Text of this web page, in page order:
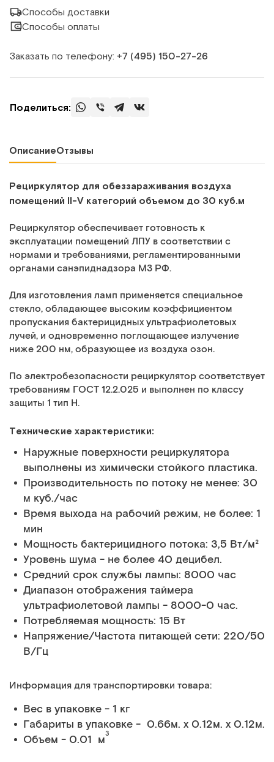
Способы доставки
Способы оплаты
Заказать по телефону: +7 (495) 150‑27‑26
Поделиться:
ОписаниеОтзывы
Рециркулятор для обеззараживания воздуха
помещений II-V категорий объемом до 30 куб.м
Рециркулятор обеспечивает готовность к
эксплуатации помещений ЛПУ в соответствии с
нормами и требованиями, регламентированными
органами санэпиднадзора МЗ РФ.
Для изготовления ламп применяется специальное
стекло, обладающее высоким коэффициентом
пропускания бактерицидных ультрафиолетовых
лучей, и одновременно поглощающее излучение
ниже 200 нм, образующее из воздуха озон.
По электробезопасности рециркулятор соответствует
требованиям ГОСТ 12.2.025 и выполнен по классу
защиты 1 тип Н.
Технические характеристики:
Наружные поверхности рециркулятора
выполнены из химически стойкого пластика.
Производительность по потоку не менее: 30
м куб./час
Время выхода на рабочий режим, не более: 1
мин
Мощность бактерицидного потока: 3,5 Вт/м²
Уровень шума - не более 40 децибел.
Средний срок службы лампы: 8000 час
Диапазон отображения таймера
ультрафиолетовой лампы - 8000-0 час.
Потребляемая мощность: 15 Вт
Напряжение/Частота питающей сети: 220/50
В/Гц
Информация для транспортировки товара:
Вес в упаковке - 1 кг
Габариты в упаковке - 0.66м. x 0.12м. x 0.12м.
Объем - 0.01 м3